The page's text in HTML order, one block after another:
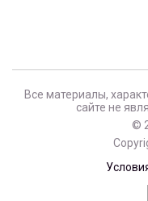
Все материалы,
сайте не
©